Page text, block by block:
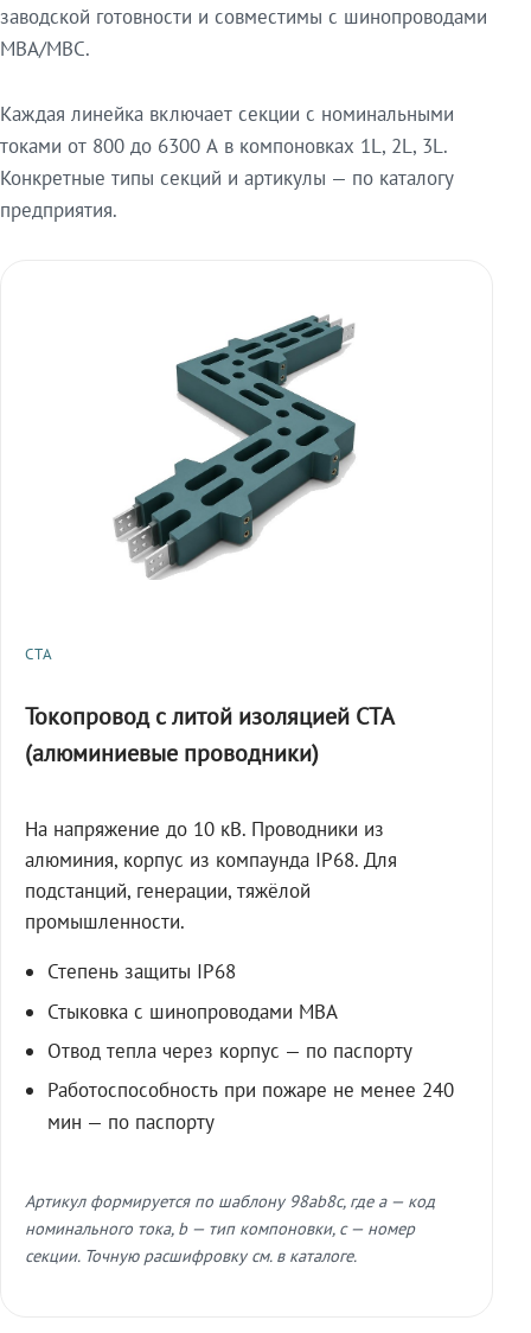
заводской готовности и совместимы с шинопроводами
МВА/МВС.
Каждая линейка включает секции с номинальными
токами от 800 до 6300 А в компоновках 1L, 2L, 3L.
Конкретные типы секций и артикулы — по каталогу
предприятия.
СТА
Токопровод с литой изоляцией СТА
(алюминиевые проводники)
На напряжение до 10 кВ. Проводники из
алюминия, корпус из компаунда IP68. Для
подстанций, генерации, тяжёлой
промышленности.
Степень защиты IP68
Стыковка с шинопроводами МВА
Отвод тепла через корпус — по паспорту
Работоспособность при пожаре не менее 240
мин — по паспорту
Артикул формируется по шаблону 98ab8c, где a — код
номинального тока, b — тип компоновки, c — номер
секции. Точную расшифровку см. в каталоге.